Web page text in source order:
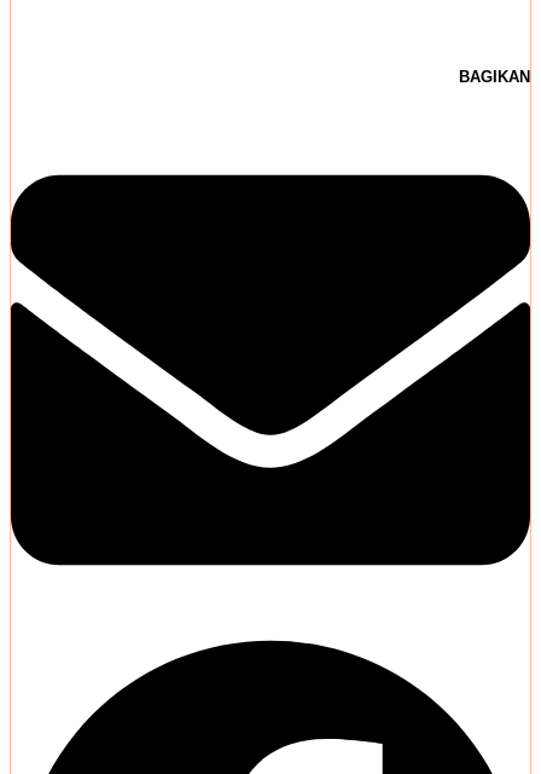
BAGIKAN